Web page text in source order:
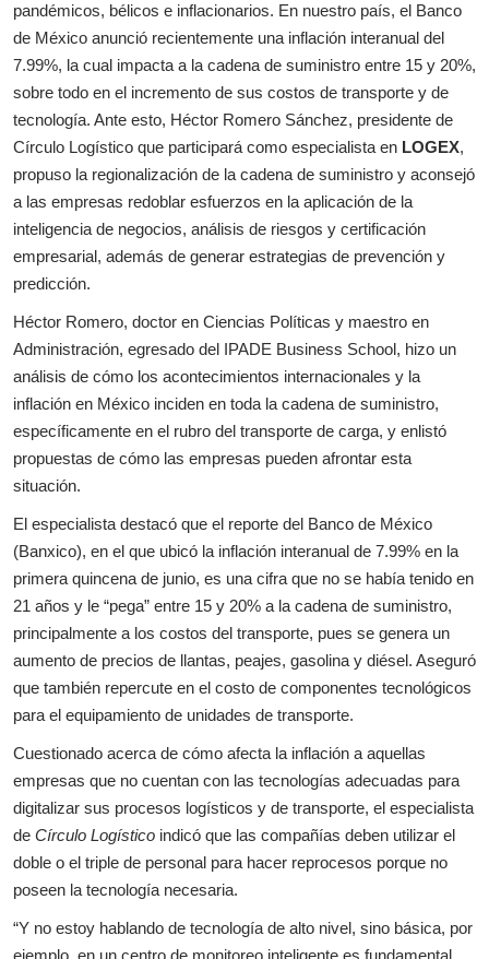
pandémicos, bélicos e inflacionarios. En nuestro país, el Banco
de México anunció recientemente una inflación interanual del
7.99%, la cual impacta a la cadena de suministro entre 15 y 20%,
sobre todo en el incremento de sus costos de transporte y de
tecnología. Ante esto, Héctor Romero Sánchez, presidente de
Círculo Logístico que participará como especialista en LOGEX,
propuso la regionalización de la cadena de suministro y aconsejó
a las empresas redoblar esfuerzos en la aplicación de la
inteligencia de negocios, análisis de riesgos y certificación
empresarial, además de generar estrategias de prevención y
predicción.
Héctor Romero, doctor en Ciencias Políticas y maestro en
Administración, egresado del IPADE Business School, hizo un
análisis de cómo los acontecimientos internacionales y la
inflación en México inciden en toda la cadena de suministro,
específicamente en el rubro del transporte de carga, y enlistó
propuestas de cómo las empresas pueden afrontar esta
situación.
El especialista destacó que el reporte del Banco de México
(Banxico), en el que ubicó la inflación interanual de 7.99% en la
primera quincena de junio, es una cifra que no se había tenido en
21 años y le “pega” entre 15 y 20% a la cadena de suministro,
principalmente a los costos del transporte, pues se genera un
aumento de precios de llantas, peajes, gasolina y diésel. Aseguró
que también repercute en el costo de componentes tecnológicos
para el equipamiento de unidades de transporte.
Cuestionado acerca de cómo afecta la inflación a aquellas
empresas que no cuentan con las tecnologías adecuadas para
digitalizar sus procesos logísticos y de transporte, el especialista
de Círculo Logístico indicó que las compañías deben utilizar el
doble o el triple de personal para hacer reprocesos porque no
poseen la tecnología necesaria.
“Y no estoy hablando de tecnología de alto nivel, sino básica, por
ejemplo, en un centro de monitoreo inteligente es fundamental